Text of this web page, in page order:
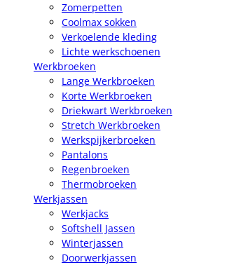
Zomerpetten
Coolmax sokken
Verkoelende kleding
Lichte werkschoenen
Werkbroeken
Lange Werkbroeken
Korte Werkbroeken
Driekwart Werkbroeken
Stretch Werkbroeken
Werkspijkerbroeken
Pantalons
Regenbroeken
Thermobroeken
Werkjassen
Werkjacks
Softshell Jassen
Winterjassen
Doorwerkjassen